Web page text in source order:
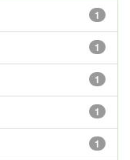
1
1
1
1
1